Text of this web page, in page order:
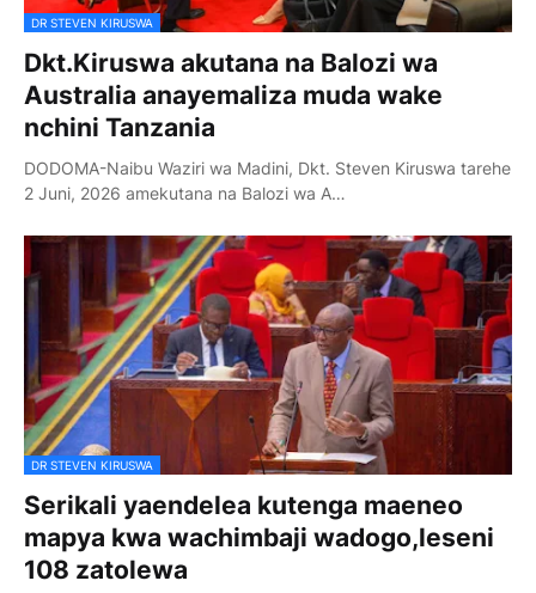
DR STEVEN KIRUSWA
Dkt.Kiruswa akutana na Balozi wa
Australia anayemaliza muda wake
nchini Tanzania
DODOMA-Naibu Waziri wa Madini, Dkt. Steven Kiruswa tarehe
2 Juni, 2026 amekutana na Balozi wa A…
DR STEVEN KIRUSWA
Serikali yaendelea kutenga maeneo
mapya kwa wachimbaji wadogo,leseni
108 zatolewa